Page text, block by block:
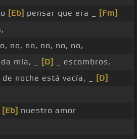
[Eb] pensar que era _
[Fm]
no, no, no, no, no,
mía, _ [D]
_ escombros,
de noche está vacía, _
[D]
[Eb] nuestro amor